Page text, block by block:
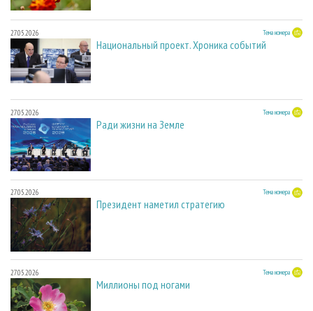
27.05.2026 Тема номера
Национальный проект. Хроника событий
27.05.2026 Тема номера
Ради жизни на Земле
27.05.2026 Тема номера
Президент наметил стратегию
27.05.2026 Тема номера
Миллионы под ногами